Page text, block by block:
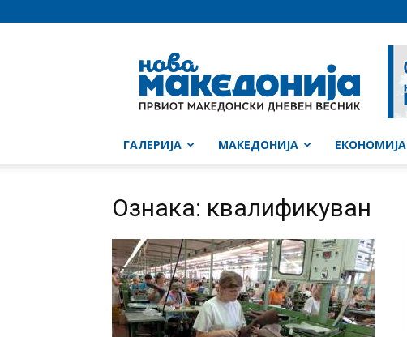
Македонија
ГАЛЕРИЈА МАКЕДОНИЈА ЕКОНОМИЈА
Ознака: квалификуван